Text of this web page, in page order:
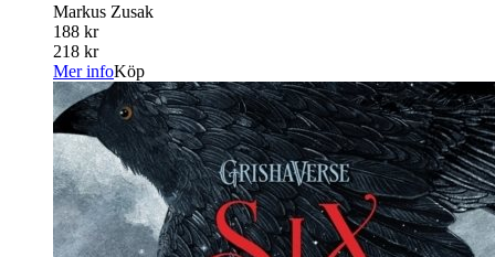
Markus Zusak
188 kr
218 kr
Mer infoKöp